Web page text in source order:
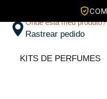
Onde está meu produto?
Rastrear pedido
KITS DE PERFUMES